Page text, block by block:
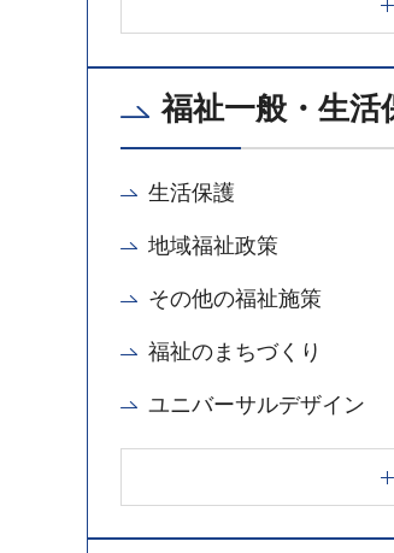
福祉一般・生活
生活保護
地域福祉政策
その他の福祉施策
福祉のまちづくり
ユニバーサルデザイン